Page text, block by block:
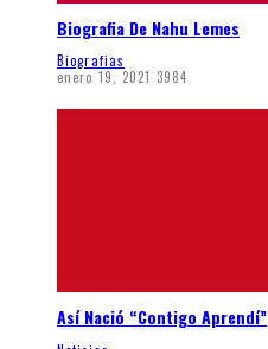
Biografia De Nahu Lemes
Biografias
enero 19, 2021 3984
Así Nació “Contigo Aprendí”